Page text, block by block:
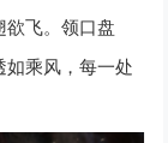
欲飞。领口盘
如乘风，每一处